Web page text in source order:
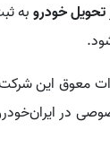
تحویل خودروبه
معوق این